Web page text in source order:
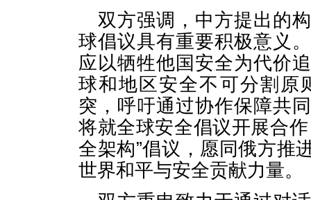
双方强调，中方提出的
球倡议具有重要积极意义
应以牺牲他国安全为代价
球和地区安全不可分割原
突，呼吁通过协作保障共
将就全球安全倡议开展合
全架构”倡议，愿同俄方推
世界和平与安全贡献力量。